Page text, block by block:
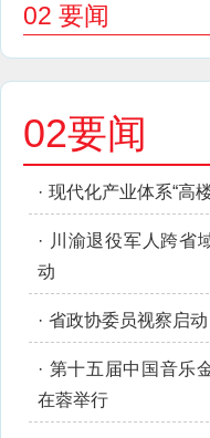
02 要闻
02要闻
· 现代化产业体系“高
· 川渝退役军人跨省
动
· 省政协委员视察启动
· 第十五届中国音乐
在蓉举行